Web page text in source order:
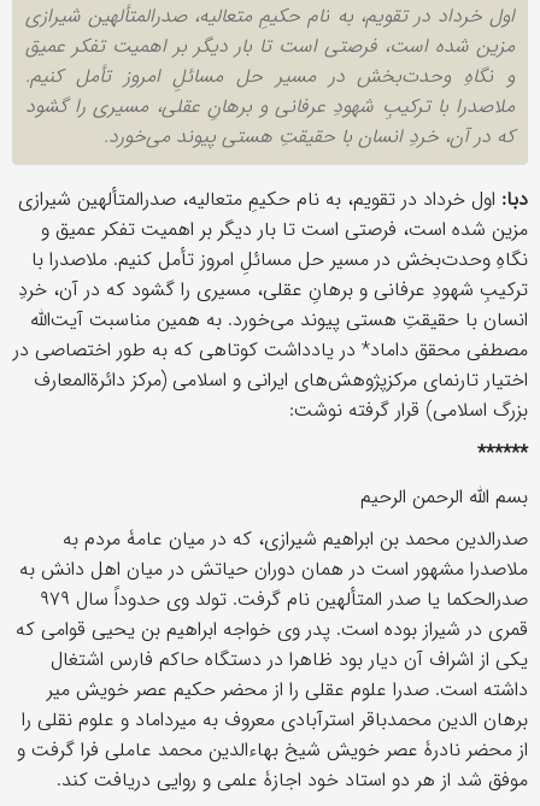
اول خرداد در تقویم، به نام حکیمِ متعالیه، صدرالمتألهین شیرازی
مزین شده است، فرصتی است تا بار دیگر بر اهمیت تفکر عمیق
و نگاهِ وحدت‌بخش در مسیر حل مسائلِ امروز تأمل کنیم.
ملاصدرا با ترکیبِ شهودِ عرفانی و برهانِ عقلی، مسیری را گشود
که در آن، خردِ انسان با حقیقتِ هستی پیوند می‌خورد.
دبا: اول خرداد در تقویم، به نام حکیمِ متعالیه، صدرالمتألهین شیرازی
مزین شده است، فرصتی است تا بار دیگر بر اهمیت تفکر عمیق و
نگاهِ وحدت‌بخش در مسیر حل مسائلِ امروز تأمل کنیم. ملاصدرا با
ترکیبِ شهودِ عرفانی و برهانِ عقلی، مسیری را گشود که در آن، خردِ
انسان با حقیقتِ هستی پیوند می‌خورد. به همین مناسبت آیت‌الله
مصطفی محقق داماد* در یادداشت کوتاهی که به طور اختصاصی در
اختیار تارنمای مرکزپژوهش‌های ایرانی و اسلامی (مرکز دائرةالمعارف
بزرگ اسلامی) قرار گرفته نوشت:
******
بسم الله الرحمن الرحیم
صدرالدین محمد بن ابراهیم شیرازی، که در میان عامۀ مردم به
ملاصدرا مشهور است در همان دوران حیاتش در میان اهل دانش به
صدرالحکما یا صدر المتألهین نام گرفت. تولد وی حدوداً سال ۹۷۹
قمری در شیراز بوده است. پدر وی خواجه ابراهیم بن یحیی قوامی که
یکی از اشراف آن دیار بود ظاهرا در دستگاه حاکم فارس اشتغال
داشته است. صدرا علوم عقلی را از محضر حکیم عصر خویش میر
برهان الدین محمدباقر استرآبادی معروف به میرداماد و علوم نقلی را
از محضر نادرۀ عصر خویش شیخ بهاءالدین محمد عاملی فرا گرفت و
موفق شد از هر دو استاد خود اجازۀ علمی و روایی دریافت کند.